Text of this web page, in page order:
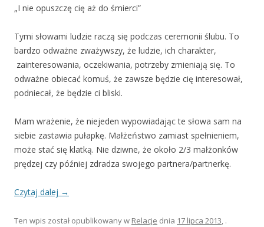
„I nie opuszczę cię aż do śmierci”
Tymi słowami ludzie raczą się podczas ceremonii ślubu. To
bardzo odważne zważywszy, że ludzie, ich charakter,
zainteresowania, oczekiwania, potrzeby zmieniają się. To
odważne obiecać komuś, że zawsze będzie cię interesował,
podniecał, że będzie ci bliski.
Mam wrażenie, że niejeden wypowiadając te słowa sam na
siebie zastawia pułapkę. Małżeństwo zamiast spełnieniem,
może stać się klatką. Nie dziwne, że około 2/3 małżonków
prędzej czy później zdradza swojego partnera/partnerkę.
Czytaj dalej →
Ten wpis został opublikowany w Relacje dnia 17 lipca 2013, .